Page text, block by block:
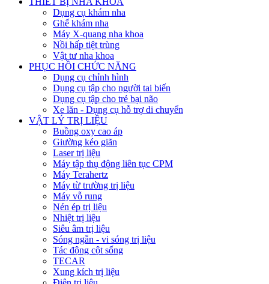
Dụng cụ khám nha
Ghế khám nha
Máy X-quang nha khoa
Nồi hấp tiệt trùng
Vật tư nha khoa
PHỤC HỒI CHỨC NĂNG
Dụng cụ chỉnh hình
Dụng cụ tập cho người tai biến
Dụng cụ tập cho trẻ bại não
Xe lăn - Dụng cụ hỗ trợ di chuyển
VẬT LÝ TRỊ LIỆU
Buồng oxy cao áp
Giường kéo giãn
Laser trị liệu
Máy tập thụ động liên tục CPM
Máy Terahertz
Máy từ trường trị liệu
Máy vỗ rung
Nén ép trị liệu
Nhiệt trị liệu
Siêu âm trị liệu
Sóng ngắn - vi sóng trị liệu
Tác động cột sống
TECAR
Xung kích trị liệu